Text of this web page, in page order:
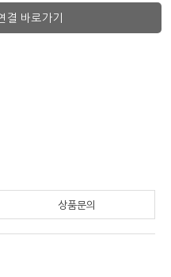
결 바로가기
상품문의